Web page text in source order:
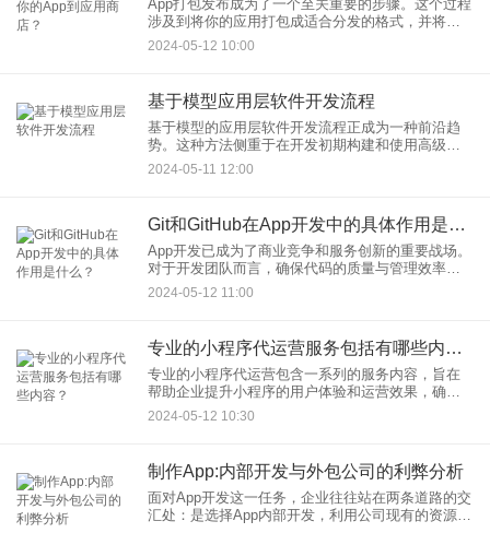
App打包发布成为了一个至关重要的步骤。这个过程
涉及到将你的应用打包成适合分发的格式，并将其
成功发布到App应用商店。每个应用商店都有其独特
的审核政策和发布流程，因此，了解这些要求并遵
2024-05-12 10:00
基于模型应用层软件开发流程
基于模型的应用层软件开发流程正成为一种前沿趋
势。这种方法侧重于在开发初期构建和使用高级抽
象的模型，从而简化整个开发过程，并提高最终产
品的质量和一致性。本文将深入探讨模型驱动开发
2024-05-11 12:00
Git和GitHub在App开发中的具体作用是什么？
App开发已成为了商业竞争和服务创新的重要战场。
对于开发团队而言，确保代码的质量与管理效率是
保证项目成功的关键因素。在这个过程中，Git应用
开发和GitHub协作扮演着不可或缺的角色。本文旨
2024-05-12 11:00
专业的小程序代运营服务包括有哪些内容？
专业的小程序代运营包含一系列的服务内容，旨在
帮助企业提升小程序的用户体验和运营效果，确保
小程序能持续地为企业带来价值。下面，我们将深
入探讨小程序代运营服务中包含的关键专业运营内
2024-05-12 10:30
制作App:内部开发与外包公司的利弊分析
面对App开发这一任务，企业往往站在两条道路的交
汇处：是选择App内部开发，利用公司现有的资源来